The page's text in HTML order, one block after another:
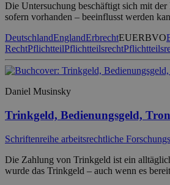
Die Untersuchung beschäftigt sich mit der
sofern vorhanden – beeinflusst werden
DeutschlandEnglandErbrechtEUERBVO
RechtPflichtteilPflichtteilsrecht
Daniel Musinsky
Trinkgeld, Bedienungsgeld,
Schriftenreihe arbeitsrechtliche
Die Zahlung von Trinkgeld ist ein
wurde das Trinkgeld – auch wenn es